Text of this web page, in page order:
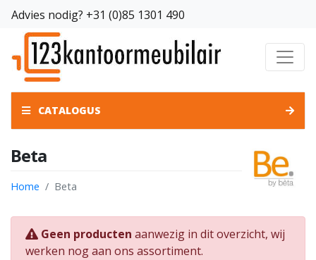
Advies nodig? +31 (0)85 1301 490
CATALOGUS
Beta
Home Beta
Geen producten aanwezig in dit overzicht, wij
werken nog aan ons assortiment.